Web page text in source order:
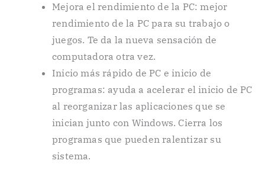
Mejora el rendimiento de la PC: mejor
rendimiento de la PC para su trabajo o
juegos. Te da la nueva sensación de
computadora otra vez.
Inicio más rápido de PC e inicio de
programas: ayuda a acelerar el inicio de PC
al reorganizar las aplicaciones que se
inician junto con Windows. Cierra los
programas que pueden ralentizar su
sistema.